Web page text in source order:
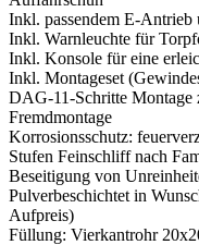
Inkl. passendem E-Antrieb
Inkl. Warnleuchte für
Inkl. Konsole für eine
Inkl. Montageset
DAG-11-Schritte Montage
Fremdmontage
Korrosionsschutz:
Stufen Feinschliff nach
Beseitigung von
Pulverbeschichtet in
Aufpreis)
Füllung: Vierkantrohr